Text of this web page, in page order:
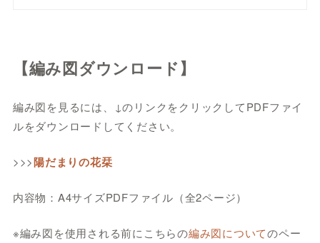
【編み図ダウンロード】
編み図を見るには、↓のリンクをクリックしてPDFファイ
ルをダウンロードしてください。
>>>陽だまりの花栞
内容物：A4サイズPDFファイル（全2ページ）
※編み図を使用される前にこちらの編み図についてのペー